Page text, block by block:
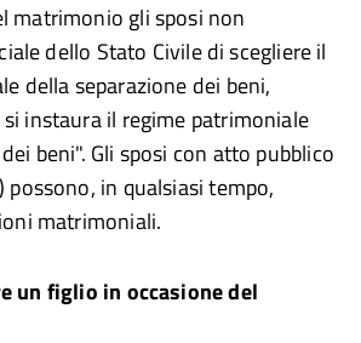
matrimonio gli sposi non
dello Stato Civile di scegliere il
della separazione dei beni,
instaura il regime patrimoniale
beni". Gli sposi con atto pubblico
possono, in qualsiasi tempo,
matrimoniali.
un figlio in occasione del